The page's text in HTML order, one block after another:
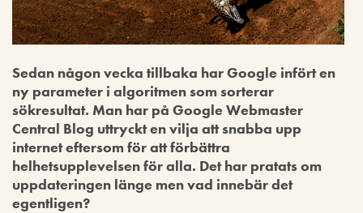
Sedan någon vecka tillbaka har Google infört en
ny parameter i algoritmen som sorterar
sökresultat. Man har på Google Webmaster
Central Blog uttryckt en vilja att snabba upp
internet eftersom för att förbättra
helhetsupplevelsen för alla. Det har pratats om
uppdateringen länge men vad innebär det
egentligen?